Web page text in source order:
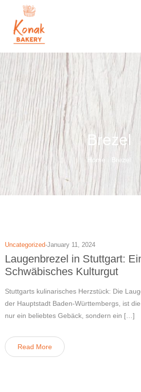
Brezel
Home Brezel
Uncategorized January 11, 2024
Laugenbrezel in Stuttgart:
Schwäbisches Kulturgut
Stuttgarts kulinarisches Herzstück: Die
der Hauptstadt Baden-Württembergs, ist
nur ein beliebtes Gebäck, sondern ein […]
Read More